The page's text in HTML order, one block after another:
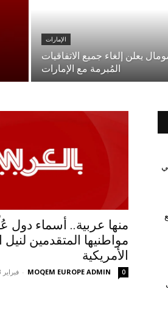
الإمارات
يعلن إلغاء جميع الاتفاقيات
المُبرمة مع الإمارات
منها عربية.. أسماء
مواطنيها المتقدمين لنيل
الأمريكية
MOQEM EUROPE ADMIN
- فبراير 13, 2026 0